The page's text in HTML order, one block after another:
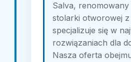
Salva, renomowany
stolarki otworowej z
specjalizuje się w
rozwiązaniach dla
Nasza oferta